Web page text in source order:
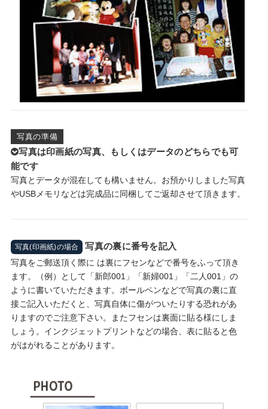
写真の準備
写真は印画紙の写真、もしくはデータのどちらでも可
能です
写真とデータが混在しても構いません。お預かりしました写真
やUSBメモリなどは完成品に同梱してご返却させて頂きます。
写真(印画紙)の場合 写真の裏に番号を記入
写真をご郵送頂く際に は裏にフセンなどで番号をふって頂き
ます。（例）として「新郎001」「新婦001」「二人001」の
ように書いていただきます。ボールペンなどで写真の裏に直
接ご記入いただくと、写真自体に傷がついたりする恐れがあ
りますのでご注意下さい。またフセンは裏面に貼る様にしま
しょう。インクジェットプリントなどの場合、表に貼ると色
がはがれることがあります。